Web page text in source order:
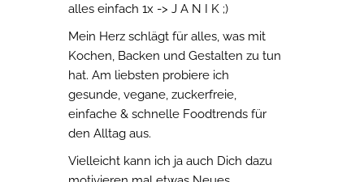
alles einfach 1x -> J A N I K ;)
Mein Herz schlägt für alles, was mit
Kochen, Backen und Gestalten zu tun
hat. Am liebsten probiere ich
gesunde, vegane, zuckerfreie,
einfache & schnelle Foodtrends für
den Alltag aus.
Vielleicht kann ich ja auch Dich dazu